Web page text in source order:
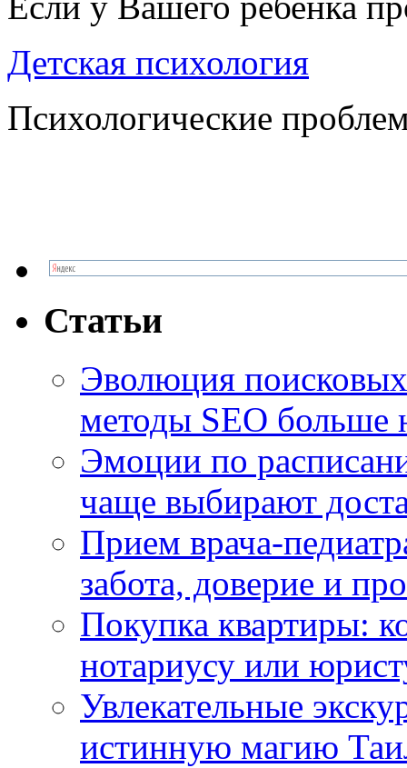
Детская психология
Психологические
Статьи
Эволюция
методы SEO больше
Эмоции по
чаще выбирают
Прием врача-
забота, доверие и
Покупка квартиры:
нотариусу или
Увлекательные
истинную магию